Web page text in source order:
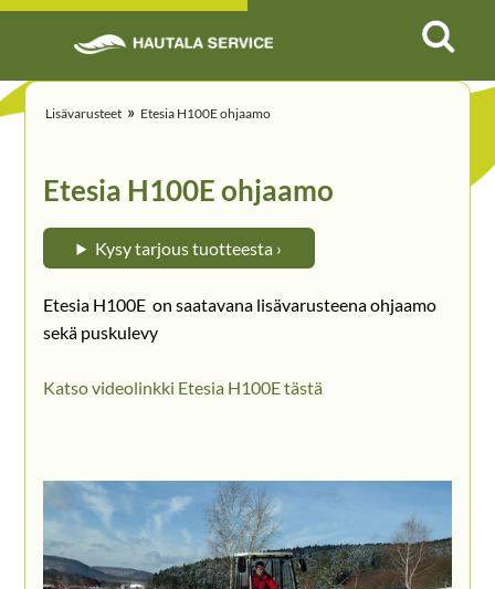
Lisävarusteet » Etesia H100E ohjaamo
Etesia H100E ohjaamo
Kysy tarjous tuotteesta ›
Etesia H100E on saatavana lisävarusteena ohjaamo
sekä puskulevy
Katso videolinkki Etesia H100E tästä